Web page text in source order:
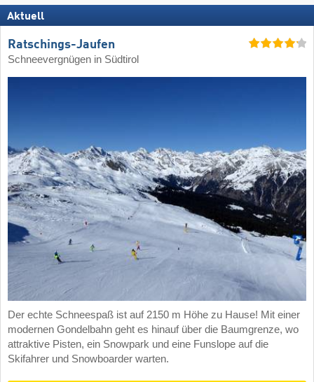
Aktuell
Ratschings-Jaufen
Schneevergnügen in Südtirol
Der echte Schneespaß ist auf 2150 m Höhe zu Hause! Mit einer
modernen Gondelbahn geht es hinauf über die Baumgrenze, wo
attraktive Pisten, ein Snowpark und eine Funslope auf die
Skifahrer und Snowboarder warten.